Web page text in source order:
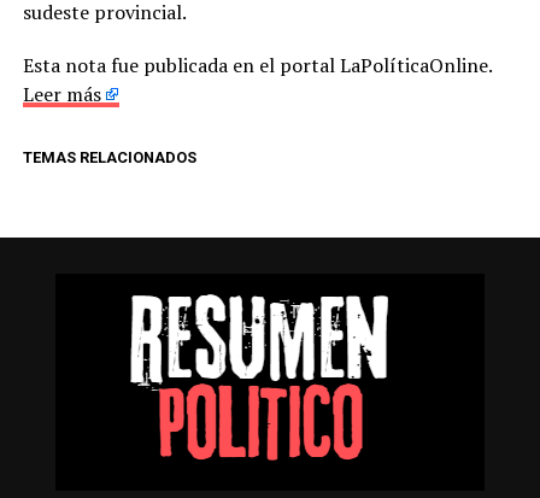
sudeste provincial.
Esta nota fue publicada en el portal LaPolíticaOnline.
Leer más
TEMAS RELACIONADOS